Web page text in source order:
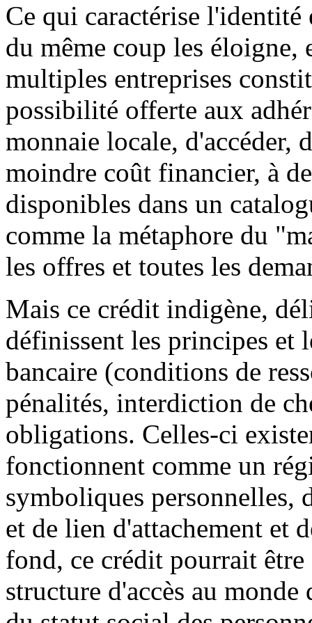
Ce qui caractérise
du même coup les éloigne,
multiples entreprises
possibilité offerte aux
monnaie locale, d'accéder,
moindre coût financier, à
disponibles dans un
comme la métaphore du
les offres et toutes les
Mais ce crédit indigène,
définissent les principes et
bancaire (conditions de
pénalités, interdiction de
obligations. Celles-ci
fonctionnent comme un
symboliques personnelles,
et de lien d'attachement et
fond, ce crédit pourrait
structure d'accès au monde